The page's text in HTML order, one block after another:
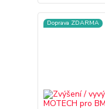
Doprava ZDARMA